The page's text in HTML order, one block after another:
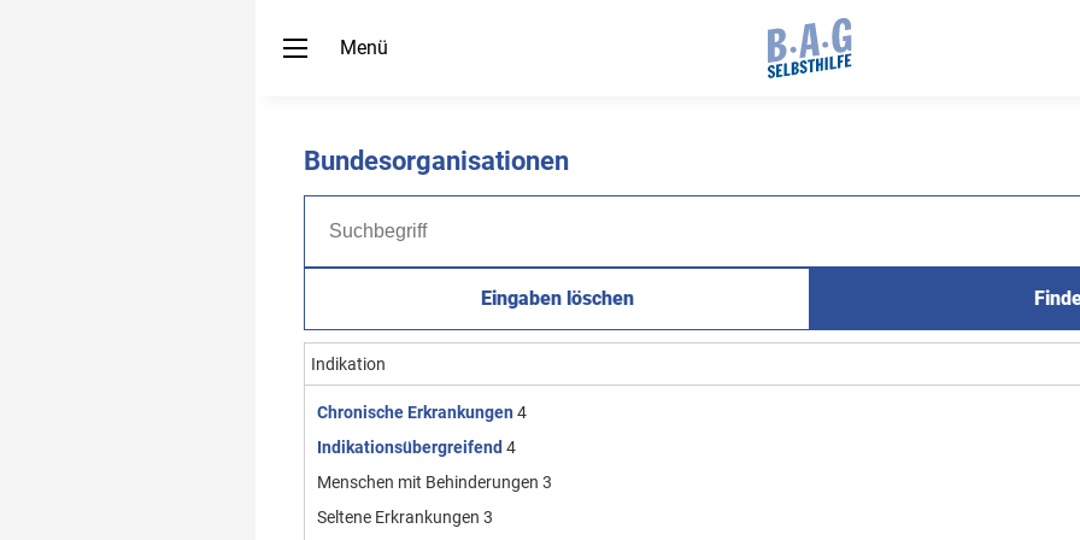
Menü
Bundesorganisationen
Eingaben löschen
Indikation
Chronische Erkrankungen 4
Indikationsübergreifend 4
Menschen mit Behinderungen 3
Seltene Erkrankungen 3